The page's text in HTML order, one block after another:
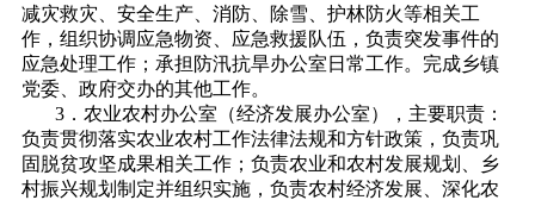
减灾救灾、安全生产、消防、除雪、护林防火等相关工
作，组织协调应急物资、应急救援队伍，负责突发事件的
应急处理工作；承担防汛抗旱办公室日常工作。完成乡镇
党委、政府交办的其他工作。
3．农业农村办公室（经济发展办公室），主要职责：
负责贯彻落实农业农村工作法律法规和方针政策，负责巩
固脱贫攻坚成果相关工作；负责农业和农村发展规划、乡
村振兴规划制定并组织实施，负责农村经济发展、深化农